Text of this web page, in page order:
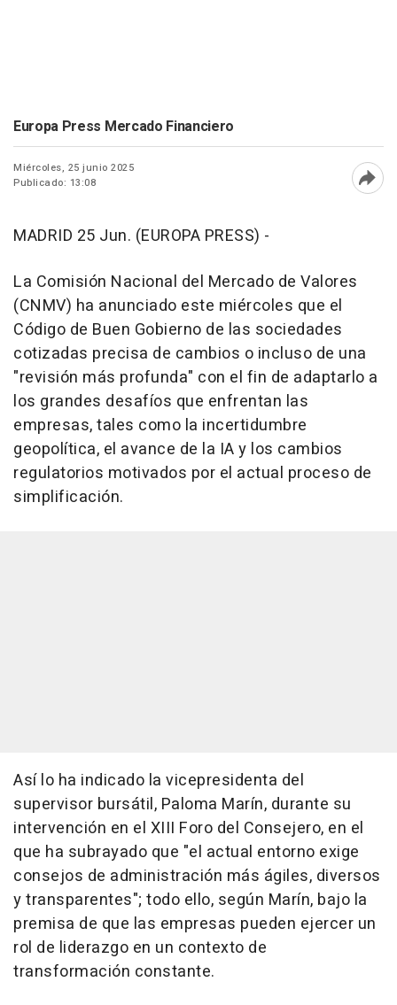
Europa Press Mercado Financiero
Miércoles, 25 junio 2025
Publicado: 13:08
MADRID 25 Jun. (EUROPA PRESS) -
La Comisión Nacional del Mercado de Valores
(CNMV) ha anunciado este miércoles que el
Código de Buen Gobierno de las sociedades
cotizadas precisa de cambios o incluso de una
"revisión más profunda" con el fin de adaptarlo a
los grandes desafíos que enfrentan las
empresas, tales como la incertidumbre
geopolítica, el avance de la IA y los cambios
regulatorios motivados por el actual proceso de
simplificación.
Así lo ha indicado la vicepresidenta del
supervisor bursátil, Paloma Marín, durante su
intervención en el XIII Foro del Consejero, en el
que ha subrayado que "el actual entorno exige
consejos de administración más ágiles, diversos
y transparentes"; todo ello, según Marín, bajo la
premisa de que las empresas pueden ejercer un
rol de liderazgo en un contexto de
transformación constante.